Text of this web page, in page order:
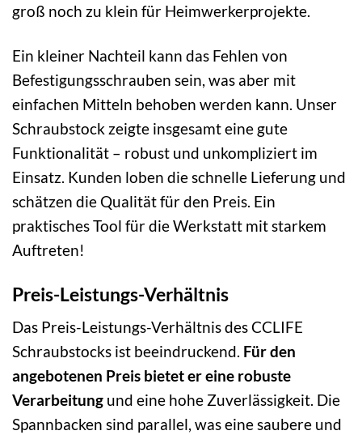
groß noch zu klein für Heimwerkerprojekte.
Ein kleiner Nachteil kann das Fehlen von
Befestigungsschrauben sein, was aber mit
einfachen Mitteln behoben werden kann. Unser
Schraubstock zeigte insgesamt eine gute
Funktionalität – robust und unkompliziert im
Einsatz. Kunden loben die schnelle Lieferung und
schätzen die Qualität für den Preis. Ein
praktisches Tool für die Werkstatt mit starkem
Auftreten!
Preis-Leistungs-Verhältnis
Das Preis-Leistungs-Verhältnis des CCLIFE
Schraubstocks ist beeindruckend. Für den
angebotenen Preis bietet er eine robuste
Verarbeitung und eine hohe Zuverlässigkeit. Die
Spannbacken sind parallel, was eine saubere und